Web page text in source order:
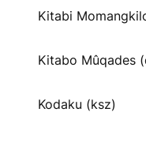
Kitabi
Kitabo Mûqades
Kodaku (ksz)